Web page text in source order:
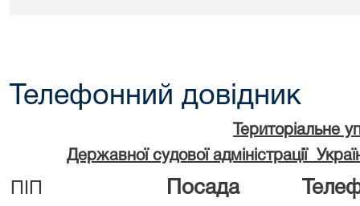
Телефонний довідник
Територіальне
Державної судової адміністрації
Посада